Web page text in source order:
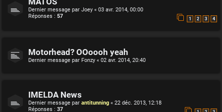
Dernier message par Joey « 03 avr. 2014, 00:00
Réponses : 57 1 2 3 4
Motorhead? OOoooh yeah
Dernier message par Fonzy « 02 avr. 2014, 20:40
IMELDA News
Dernier message par antitunning « 22 déc. 2013, 12:18
Réponses : 37